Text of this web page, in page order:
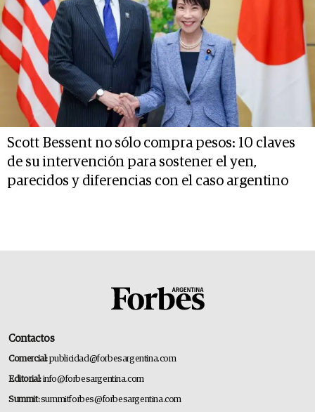
Scott Bessent no sólo compra pesos: 10 claves
de su intervención para sostener el yen,
parecidos y diferencias con el caso argentino
Contactos
Comercial:publicidad@forbesargentina.com
Editorial:info@forbesargentina.com
Summit:summitforbes@forbesargentina.com